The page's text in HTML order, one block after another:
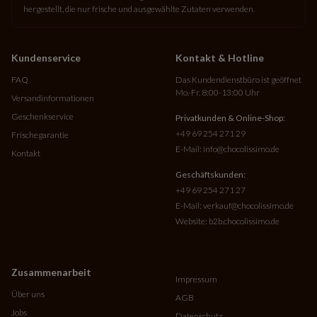
Verschenken Sie ein Schokotelegramm zum Muttertag und
​Wir empfehlen Ihnen auch: Schokoladenfiguren zum Muttertag
hergestellt, die nur frische und ausgewählte Zutaten verwenden.
Kundenservice
FAQ
Versandinformationen
Geschenkservice
Frischegarantie
Kontakt
Zusammenarbeit
Über uns
Jobs
Kontakt & Hotline
Das Kundendienstbüro ist geöffnet
Mo.-Fr. 8:00-13:00 Uhr
Privatkunden & Online-Shop:
+49 69 254 271 29
E-Mail: info@chocolissimo.de
Geschäftskunden:
+49 69 254 271 27
E-Mail: verkauf@chocolissimo.de
Website: b2b.chocolissimo.de
Impressum
AGB